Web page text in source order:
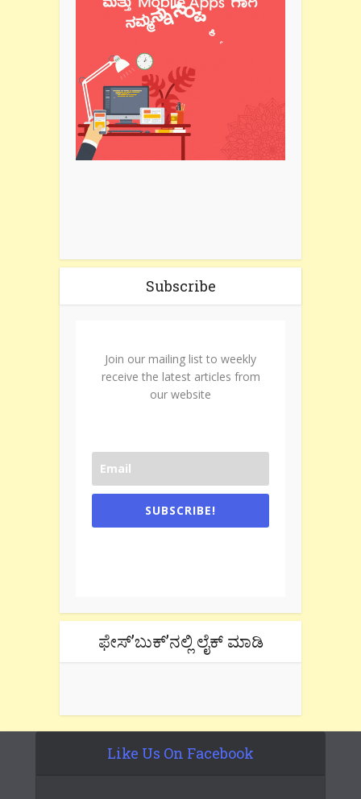
Subscribe
Join our mailing list to weekly
receive the latest articles from
our website
SUBSCRIBE!
ಫೇಸ್’ಬುಕ್’ನಲ್ಲಿ ಲೈಕ್ ಮಾಡಿ
Like Us On Facebook